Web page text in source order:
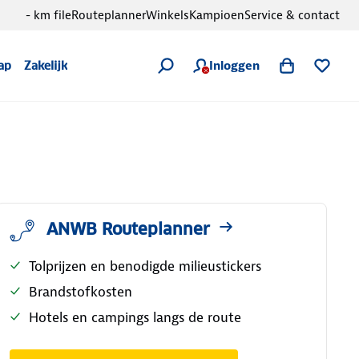
Zakelijk Inloggen
- km fileRouteplannerWinkelsKampioenService & contact
ANWB Routeplanner
Tolprijzen en benodigde milieustickers
Brandstofkosten
Hotels en campings langs de route